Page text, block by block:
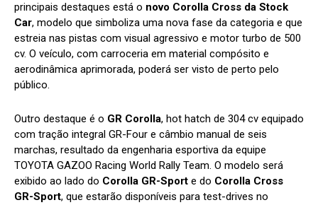
principais destaques está o novo Corolla Cross da Stock
Car, modelo que simboliza uma nova fase da categoria e que
estreia nas pistas com visual agressivo e motor turbo de 500
cv. O veículo, com carroceria em material compósito e
aerodinâmica aprimorada, poderá ser visto de perto pelo
público.
Outro destaque é o GR Corolla, hot hatch de 304 cv equipado
com tração integral GR-Four e câmbio manual de seis
marchas, resultado da engenharia esportiva da equipe
TOYOTA GAZOO Racing World Rally Team. O modelo será
exibido ao lado do Corolla GR-Sport e do Corolla Cross
GR-Sport, que estarão disponíveis para test-drives no